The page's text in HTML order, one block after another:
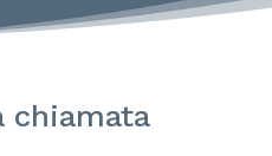
chiamata